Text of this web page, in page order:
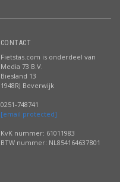
CONTACT
Fietstas.com is onderdeel van
Media 73 B.V.
Biesland 13
1948RJ Beverwijk
0251-748741
[email protected]
KvK nummer: 61011983
BTW nummer: NL854164637B01